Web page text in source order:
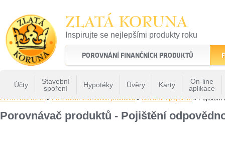
ZLATÁ KORUNA
Inspirujte se nejlepšími produkty roku
22 let tradice a kvality na finančním trhu
POROVNÁNÍ FINANČNÍCH PRODUKTŮ
Účty
Stavební
spoření
Hypotéky Úvěry Karty
On-line
aplikace
ZLATÁ KORUNA» Porovnání finančních produktů » Neživotní pojištění » Pojištění
Porovnávač produktů - Pojištění